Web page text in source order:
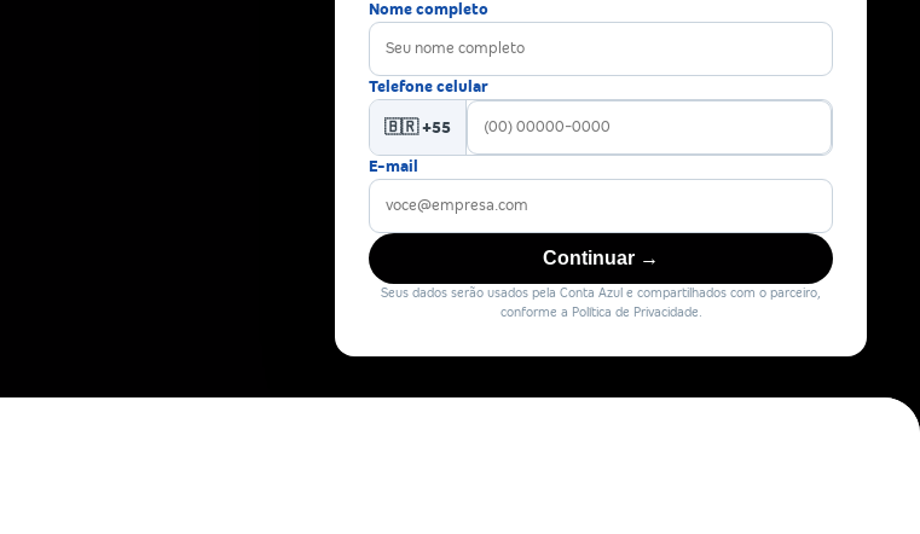
Nome completo
Telefone celular
🇧🇷 +55
E-mail
Continuar →
Seus dados serão usados pela Conta Azul e compartilhados com o parceiro,
conforme a Política de Privacidade.